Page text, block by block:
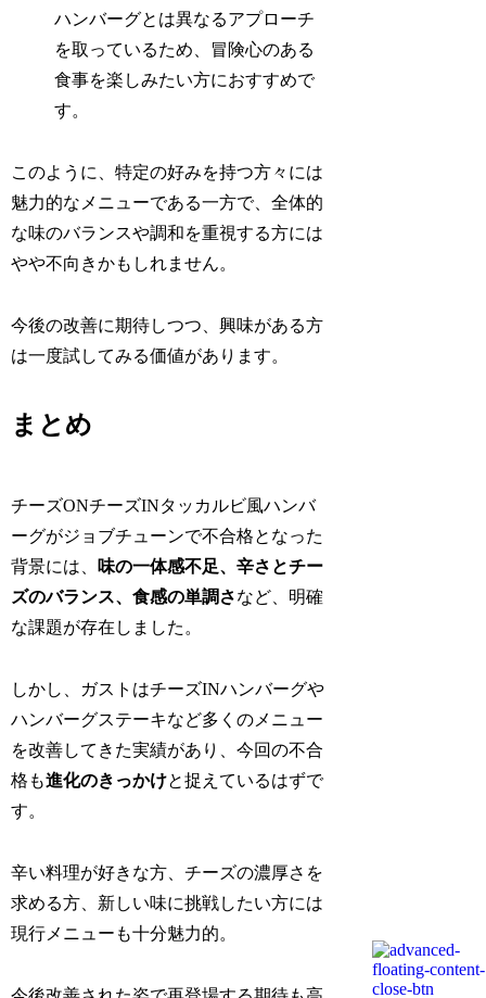
ハンバーグとは異なるアプローチ
を取っているため、冒険心のある
食事を楽しみたい方におすすめで
す。
このように、特定の好みを持つ方々には
魅力的なメニューである一方で、全体的
な味のバランスや調和を重視する方には
やや不向きかもしれません。
今後の改善に期待しつつ、興味がある方
は一度試してみる価値があります。
まとめ
チーズONチーズINタッカルビ風ハンバ
ーグがジョブチューンで不合格となった
背景には、
味の一体感不足、辛さとチー
ズのバランス、食感の単調さなど、明確
な課題が存在しました。
しかし、ガストはチーズINハンバーグや
ハンバーグステーキなど多くのメニュー
を改善してきた実績があり、今回の不合
格も進化のきっかけと捉えているはずで
す。
辛い料理が好きな方、チーズの濃厚さを
求める方、新しい味に挑戦したい方には
現行メニューも十分魅力的。